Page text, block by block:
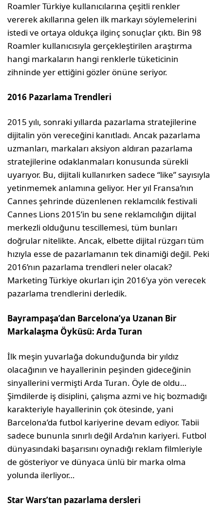
Roamler Türkiye kullanıcılarına çeşitli renkler
vererek akıllarına gelen ilk markayı söylemelerini
istedi ve ortaya oldukça ilginç sonuçlar çıktı. Bin 98
Roamler kullanıcısıyla gerçekleştirilen araştırma
hangi markaların hangi renklerle tüketicinin
zihninde yer ettiğini gözler önüne seriyor.
2016 Pazarlama Trendleri
2015 yılı, sonraki yıllarda pazarlama stratejilerine
dijitalin yön vereceğini kanıtladı. Ancak pazarlama
uzmanları, markaları aksiyon aldıran pazarlama
stratejilerine odaklanmaları konusunda sürekli
uyarıyor. Bu, dijitali kullanırken sadece “like” sayısıyla
yetinmemek anlamına geliyor. Her yıl Fransa’nın
Cannes şehrinde düzenlenen reklamcılık festivali
Cannes Lions 2015’in bu sene reklamcılığın dijital
merkezli olduğunu tescillemesi, tüm bunları
doğrular nitelikte. Ancak, elbette dijital rüzgarı tüm
hızıyla esse de pazarlamanın tek dinamiği değil. Peki
2016’nın pazarlama trendleri neler olacak?
Marketing Türkiye okurları için 2016’ya yön verecek
pazarlama trendlerini derledik.
Bayrampaşa’dan Barcelona’ya Uzanan Bir
Markalaşma Öyküsü: Arda Turan
İlk meşin yuvarlağa dokunduğunda bir yıldız
olacağının ve hayallerinin peşinden gideceğinin
sinyallerini vermişti Arda Turan. Öyle de oldu…
Şimdilerde iş disiplini, çalışma azmi ve hiç bozmadığı
karakteriyle hayallerinin çok ötesinde, yani
Barcelona’da futbol kariyerine devam ediyor. Tabii
sadece bununla sınırlı değil Arda’nın kariyeri. Futbol
dünyasındaki başarısını oynadığı reklam filmleriyle
de gösteriyor ve dünyaca ünlü bir marka olma
yolunda ilerliyor…
Star Wars’tan pazarlama dersleri